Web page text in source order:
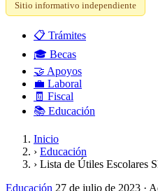
Sitio informativo independiente
📋 Trámites
🎓 Becas
🤝 Apoyos
💼 Laboral
🧾 Fiscal
📚 Educación
Inicio
› Educación
› Lista de Útiles Escolares
Educación 27 de julio de 2023 ·